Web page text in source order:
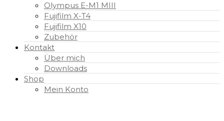
Olympus E-M1 MIII
Fujifilm X-T4
Fujifilm X10
Zubehör
Kontakt
Über mich
Downloads
Shop
Mein Konto